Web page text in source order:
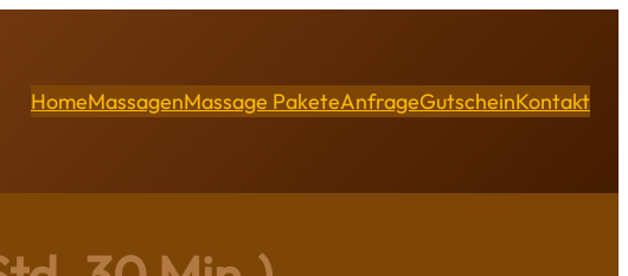
HomeMassagenMassage PaketeAnfrageGutscheinKontakt